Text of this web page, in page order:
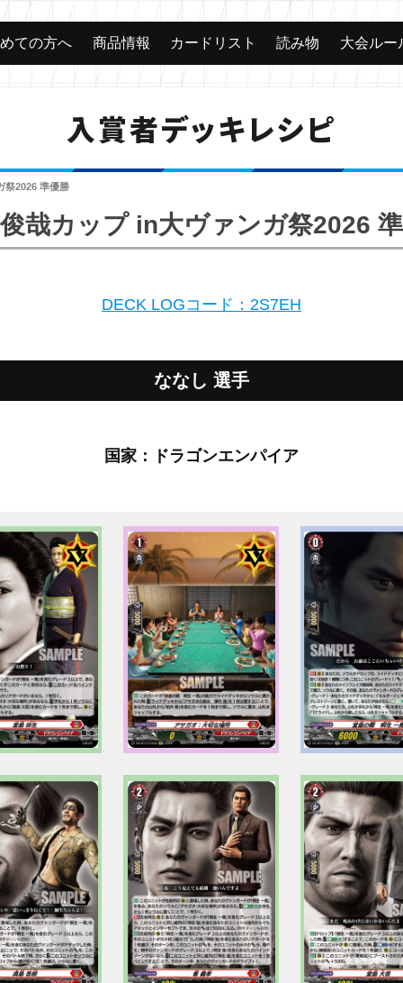
ての方へ 商品情報 カードリスト 読み物 大会ルー
入賞者デッキレシピ
祭2026 準優勝
哉カップ in大ヴァンガ祭2026
DECK LOGコード：2S7EH
ななし 選手
国家：ドラゴンエンパイア